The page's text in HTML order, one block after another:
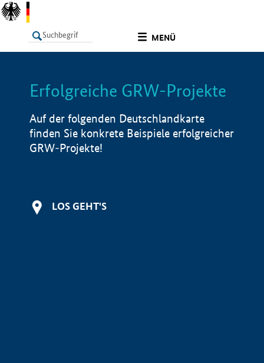
MENÜ
LISTE Info
Erfolgreiche GRW-Projekte
Auf der folgenden Deutschlandkarte
finden Sie konkrete Beispiele erfolgreicher
GRW-Projekte!
LOS GEHT'S